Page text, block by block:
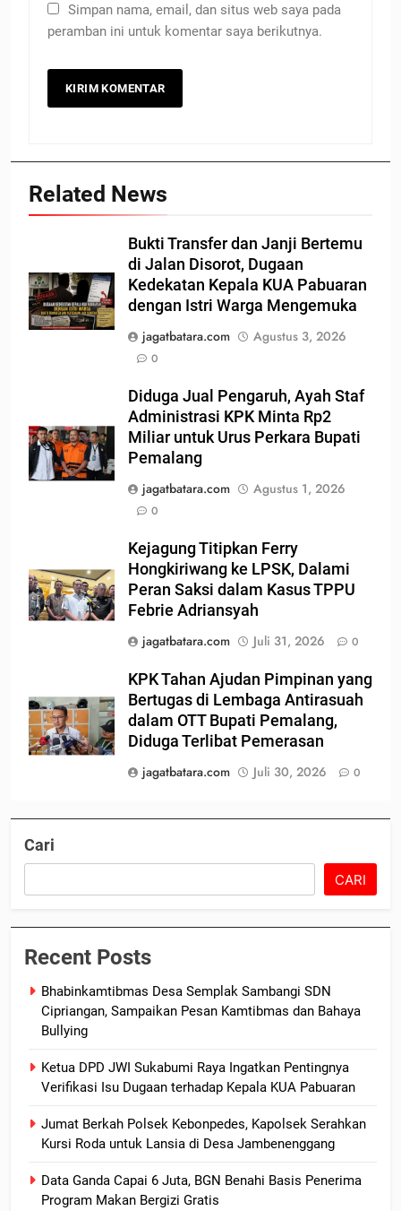
Simpan nama, email, dan situs web saya pada
peramban ini untuk komentar saya berikutnya.
Related News
Bukti Transfer dan Janji Bertemu
di Jalan Disorot, Dugaan
Kedekatan Kepala KUA Pabuaran
dengan Istri Warga Mengemuka
jagatbatara.com
Agustus 3, 2026
0
Diduga Jual Pengaruh, Ayah Staf
Administrasi KPK Minta Rp2
Miliar untuk Urus Perkara Bupati
Pemalang
jagatbatara.com
Agustus 1, 2026
0
Kejagung Titipkan Ferry
Hongkiriwang ke LPSK, Dalami
Peran Saksi dalam Kasus TPPU
Febrie Adriansyah
jagatbatara.com
Juli 31, 2026 0
KPK Tahan Ajudan Pimpinan yang
Bertugas di Lembaga Antirasuah
dalam OTT Bupati Pemalang,
Diduga Terlibat Pemerasan
jagatbatara.com
Juli 30, 2026 0
Cari
CARI
Recent Posts
Bhabinkamtibmas Desa Semplak Sambangi SDN
Cipriangan, Sampaikan Pesan Kamtibmas dan Bahaya
Bullying
Ketua DPD JWI Sukabumi Raya Ingatkan Pentingnya
Verifikasi Isu Dugaan terhadap Kepala KUA Pabuaran
Jumat Berkah Polsek Kebonpedes, Kapolsek Serahkan
Kursi Roda untuk Lansia di Desa Jambenenggang
Data Ganda Capai 6 Juta, BGN Benahi Basis Penerima
Program Makan Bergizi Gratis